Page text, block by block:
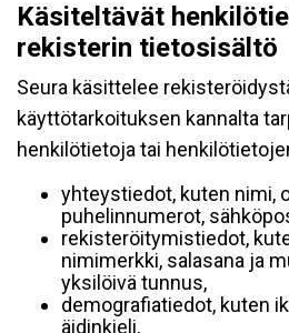
Käsiteltävät
rekisterin tietosisältö
Seura käsittelee
käyttötarkoituksen kannalta
henkilötietoja tai
yhteystiedot, kuten nimi,
puhelinnumerot,
rekisteröitymistiedot,
nimimerkki, salasana ja
yksilöivä tunnus,
demografiatiedot, kuten
äidinkieli,